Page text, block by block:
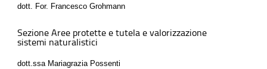
dott. For. Francesco Grohmann
Sezione Aree protette e tutela e valorizzazione
sistemi naturalistici
dott.ssa Mariagrazia Possenti